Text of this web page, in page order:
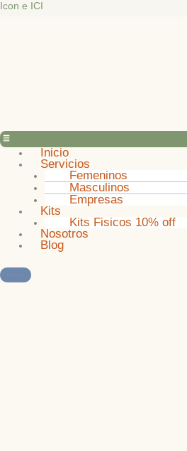
Ir
Icon e ICI
Menú
Inicio
Servicios
Femeninos
Masculinos
Empresas
Kits
Kits Fisicos 10% off
Nosotros
Blog